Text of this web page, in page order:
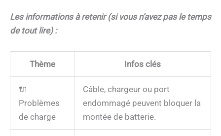
Les informations à retenir (si vous n’avez pas le temps
de tout lire) :
Thème Infos clés
🔌
Problèmes
de charge
Câble, chargeur ou port
endommagé peuvent bloquer la
montée de batterie.